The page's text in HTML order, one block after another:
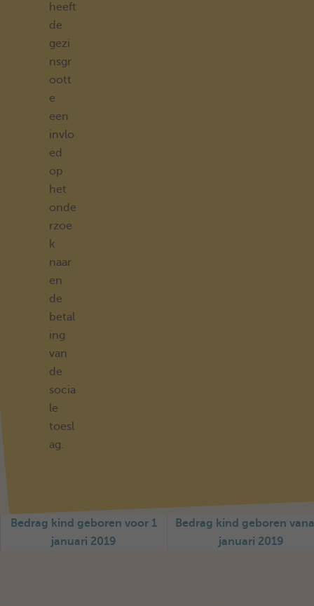
heeft
de
gezi
nsgr
oott
e
een
invlo
ed
op
het
onde
rzoe
k
naar
en
de
betal
ing
van
de
socia
le
toesl
ag.
Bedrag kind geboren voor 1
januari 2019
Bedrag kind geboren
januari 2019